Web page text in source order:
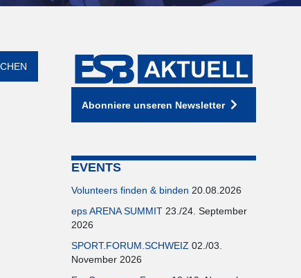
Abonniere unseren Newsletter
EVENTS
Volunteers finden & binden 20.08.2026
eps ARENA SUMMIT 23./24. September
2026
SPORT.FORUM.SCHWEIZ 02./03.
November 2026